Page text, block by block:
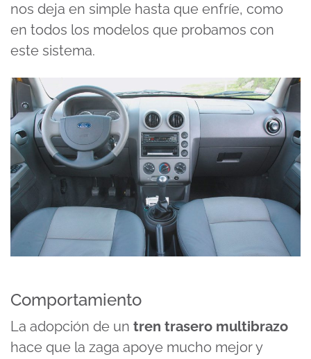
nos deja en simple hasta que enfríe, como
en todos los modelos que probamos con
este sistema.
Comportamiento
La adopción de un tren trasero multibrazo
hace que la zaga apoye mucho mejor y